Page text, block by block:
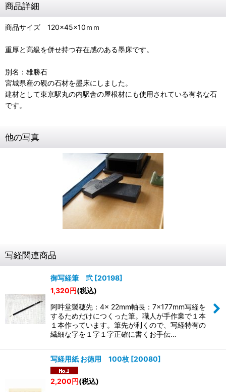
商品詳細
商品サイズ 120×45×10ｍｍ
重厚と高級を併せ持つ存在感のある墨床です。
別名：雄勝石
宮城県産の硯の石材を墨床にしました。
建材として東京駅丸の内駅舎の屋根材にも使用されている有名な石
です。
他の写真
写経関連商品
御写経筆 弐 [20198]
1,320円(税込)
阿吽堂製穂先：4× 22mm軸長：7×177mm写経を
するためだけにつくった筆。職人が手作業で１本
１本作っています。筆先が利くので、写経特有の
繊細な字を１字１字正確に書くお手伝…
写経用紙 お徳用 100枚 [20080]
2,200円(税込)